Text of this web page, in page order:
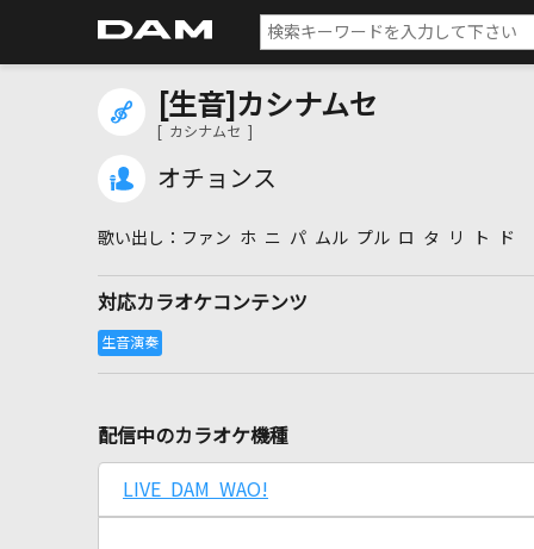
[生音]カシナムセ
[ カシナムセ ]
オチョンス
ファン ホ ニ パ ムル プル ロ タ リ ト ド
対応カラオケコンテンツ
配信中のカラオケ機種
LIVE DAM WAO!